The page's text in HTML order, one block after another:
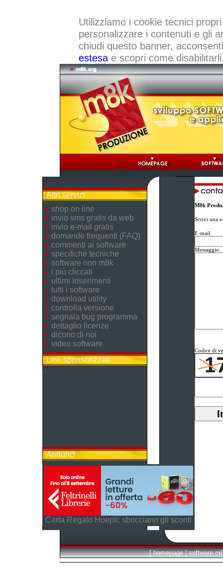
Utilizziamo i cookie tecnici
personalizzare i contenuti e gli
chiudi questo banner,
estesae scopri come
Altri servizi
shop on line
invio sms gratis da web
invio e-mail gratis
domande frequenti (FAQ)
commenti ai software
specifiche tecniche
software non m8k
i più cliccati
ultimi inserimenti
tutti i software
download utility
controlla versione
segnala bug programma
dettaglio licenze
dicono di noi
video software
Link sponsorizzati
Annunci
Carta Regalo Hoepli: sbocciano gli sconti
M8k
Scrivi una
E-mail:
Messaggio:
Codice di
[ homepage | software